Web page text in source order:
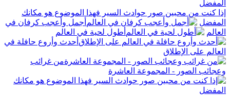
إذا كنت من محبين صور حوادث السير فهذا الموضوع هو مكانك
المفضل
أجمل وأعجب كرفان في
العالم
أطول لحية في العالم
أحدث وأروع حافلة في
العالم على الإطلاق
من غرائب
وعجائب الصور - المجموعة العاشرة